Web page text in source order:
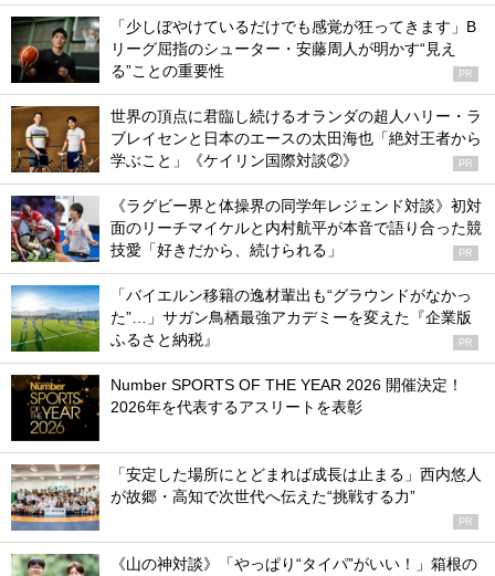
「少しぼやけているだけでも感覚が狂ってきます」B
リーグ屈指のシューター・安藤周人が明かす“見え
る”ことの重要性
PR
世界の頂点に君臨し続けるオランダの超人ハリー・ラ
ブレイセンと日本のエースの太田海也「絶対王者から
学ぶこと」《ケイリン国際対談②》
PR
《ラグビー界と体操界の同学年レジェンド対談》初対
面のリーチマイケルと内村航平が本音で語り合った競
技愛「好きだから、続けられる」
PR
「バイエルン移籍の逸材輩出も“グラウンドがなかっ
た”…」サガン鳥栖最強アカデミーを変えた『企業版
ふるさと納税』
PR
Number SPORTS OF THE YEAR 2026 開催決定！
2026年を代表するアスリートを表彰
「安定した場所にとどまれば成長は止まる」西内悠人
が故郷・高知で次世代へ伝えた“挑戦する力”
PR
《山の神対談》「やっぱり“タイパ”がいい！」箱根の